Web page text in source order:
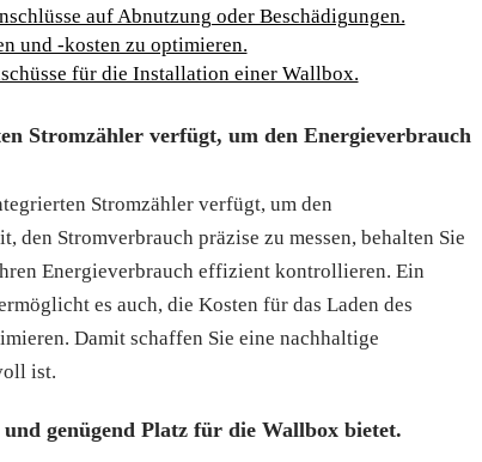
auf Abnutzung oder Beschädigungen.
und -kosten zu optimieren.
für die Installation einer Wallbox.
Stromzähler verfügt, um den Energieverbrauch
Stromzähler verfügt, um den
Stromverbrauch präzise zu messen, behalten Sie
Energieverbrauch effizient kontrollieren. Ein
es auch, die Kosten für das Laden des
Damit schaffen Sie eine nachhaltige
ist.
genügend Platz für die Wallbox bietet.